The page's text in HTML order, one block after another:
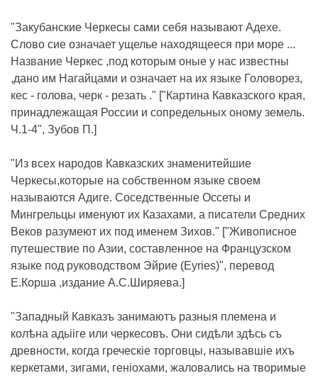
"Закубанские Черкесы сами себя называют Адехе.
Слово сие означает ущелье находящееся при море ...
Название Черкес ,под которым оные у нас известны
,дано им Нагайцами и означает на их языке Головорез,
кес - голова, черк - резать ." ["Картина Кавказского края,
принадлежащая России и сопредельных оному земель.
Ч.1-4", Зубов П.]
"Из всех народов Кавказских знаменитейшие
Черкесы,которые на собственном языке своем
называются Адиге. Соседственные Оссеты и
Мингрельцы именуют их Казахами, а писатели Средних
Веков разумеют их под именем Зихов." ["Живописное
путешествие по Азии, составленное на Французском
языке под руководством Эйрие (Eyries)", перевод
Е.Корша ,издание А.С.Ширяева.]
"Западный Кавказъ занимаютъ разныя племена и
колѣна адьііге или черкесовъ. Они сидѣли здѣсь съ
древности, когда греческіе торговцы, называвшіе ихъ
керкетами, зигами, геніохами, жаловались на творимые